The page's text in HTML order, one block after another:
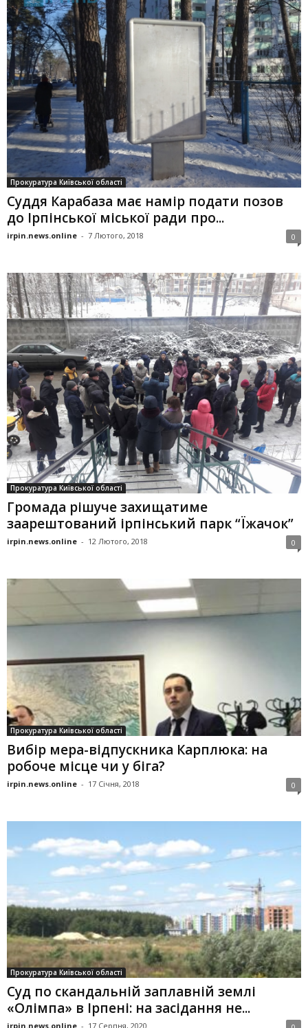
Прокуратура Київської області
Суддя Карабаза має намір подати позов
до Ірпінської міської ради про...
irpin.news.online - 7 Лютого, 2018 0
Прокуратура Київської області
Громада рішуче захищатиме
заарештований ірпінський парк “Їжачок”
irpin.news.online - 12 Лютого, 2018 0
Прокуратура Київської області
Вибір мера-відпускника Карплюка: на
робоче місце чи у біга?
irpin.news.online - 17 Січня, 2018 0
Прокуратура Київської області
Суд по скандальній заплавній землі
«Олімпа» в Ірпені: на засідання не...
irpin.news.online - 17 Серпня, 2020